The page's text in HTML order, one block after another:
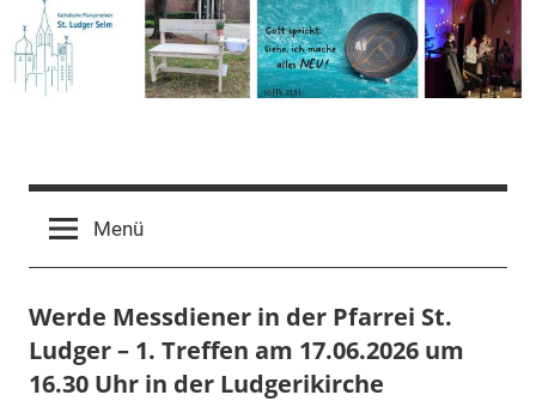
Inhalt
springen
Pfarrgemeinde
St.
Ludger
Selm
Menü
Werde Messdiener in der Pfarrei St.
Ludger – 1. Treffen am 17.06.2026 um
16.30 Uhr in der Ludgerikirche